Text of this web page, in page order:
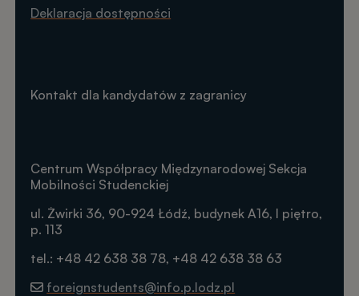
Deklaracja dostępności
Kontakt dla kandydatów z zagranicy
Centrum Współpracy Międzynarodowej Sekcja
Mobilności Studenckiej
ul. Żwirki 36, 90-924 Łódź, budynek A16, I piętro,
p. 113
tel.: +48 42 638 38 78, +48 42 638 38 63
foreignstudents@info.p.lodz.pl